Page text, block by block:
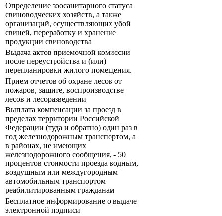
Определение зоосанитарного статуса
свиноводческих хозяйств, а также
организаций, осуществляющих убой
свиней, переработку и хранение
продукции свиноводства
Выдача актов приемочной комиссии
после переустройства и (или)
перепланировки жилого помещения.
Прием отчетов об охране лесов от
пожаров, защите, воспроизводстве
лесов и лесоразведении
Выплата компенсации за проезд в
пределах территории Российской
Федерации (туда и обратно) один раз в
год железнодорожным транспортом, а
в районах, не имеющих
железнодорожного сообщения, - 50
процентов стоимости проезда водным,
воздушным или междугородным
автомобильным транспортом
реабилитированным гражданам
Бесплатное информирование о выдаче
электронной подписи